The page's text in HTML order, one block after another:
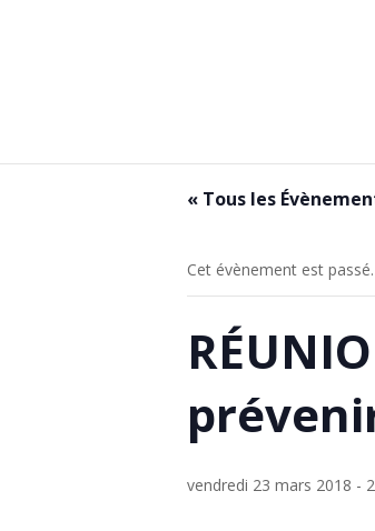
« Tous les
Cet évènement est passé.
vendredi 23 mars 2018 -